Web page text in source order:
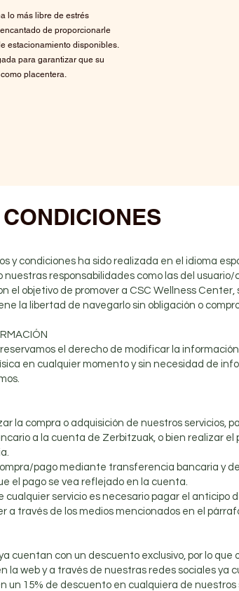
lo más libre de estrés
de proporcionarle
estacionamiento disponibles.
para garantizar que su
placentera.
y condiciones ha sido realizada en el idioma
responsabilidades como las del usuario/
el objetivo de promover a CSC Wellness
la libertad de navegarlo sin obligación o
el derecho de modificar la
en cualquier momento y sin necesidad de
la compra o adquisición de nuestros servicios,
a la cuenta de Zerbitzuak, o bien realizar
pago mediante transferencia bancaria y
el pago se vea reflejado en la cuenta.
cualquier servicio es necesario pagar el anticipo
a través de los medios mencionados en el
cuentan con un descuento exclusivo, por lo
la web y a través de nuestras redes sociales ya
un 15% de descuento en cualquiera de